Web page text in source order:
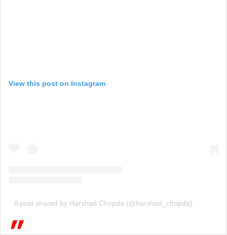
View this post on Instagram
A post shared by Harshad Chopda (@harshad_chopda)